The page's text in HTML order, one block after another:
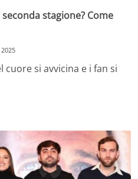
stagione? Come
cuore si avvicina e i fan si